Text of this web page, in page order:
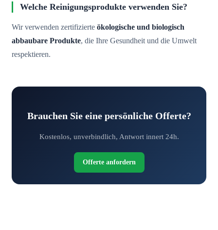
Welche Reinigungsprodukte verwenden Sie?
Wir verwenden zertifizierte ökologische und biologisch
abbaubare Produkte, die Ihre Gesundheit und die Umwelt
respektieren.
Brauchen Sie eine persönliche Offerte?
Kostenlos, unverbindlich, Antwort innert 24h.
Offerte anfordern